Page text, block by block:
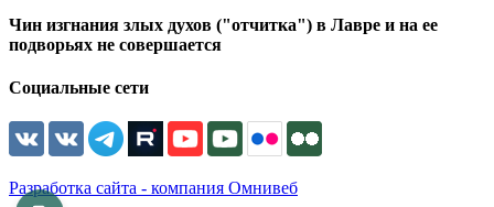
Чин изгнания злых духов ("отчитка") в Лавре и на ее
подворьях не совершается
Социальные сети
Разработка сайта - компания Омнивеб